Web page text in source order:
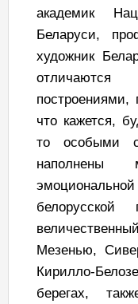
академик
Беларуси,
художник
отличаются
построениями,
что кажется,
то особыми
наполнены
Мезенью,
Кирилло-
берегах,